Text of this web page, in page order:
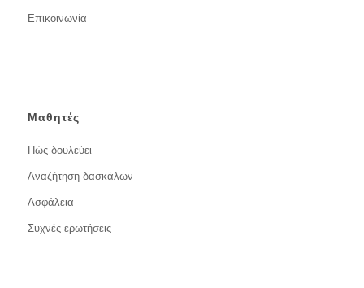
Επικοινωνία
Μαθητές
Πώς δουλεύει
Αναζήτηση δασκάλων
Ασφάλεια
Συχνές ερωτήσεις